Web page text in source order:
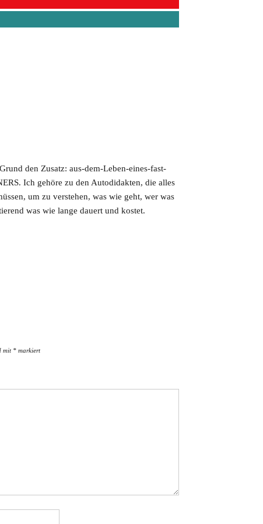
den Zusatz: aus-dem-Leben-eines-fast-
Ich gehöre zu den Autodidakten, die alles
um zu verstehen, was wie geht, wer was
was wie lange dauert und kostet.
mit * markiert